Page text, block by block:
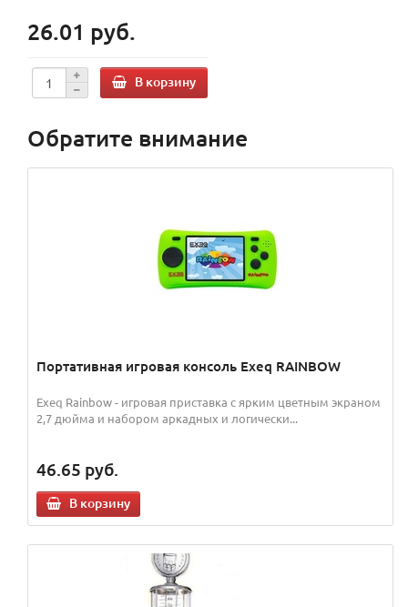
26.01 руб.
В корзину
Обратите внимание
Портативная игровая консоль Exeq RAINBOW
Exeq Rainbow - игровая приставка c ярким цветным экраном
2,7 дюйма и набором аркадных и логически...
46.65 руб.
В корзину